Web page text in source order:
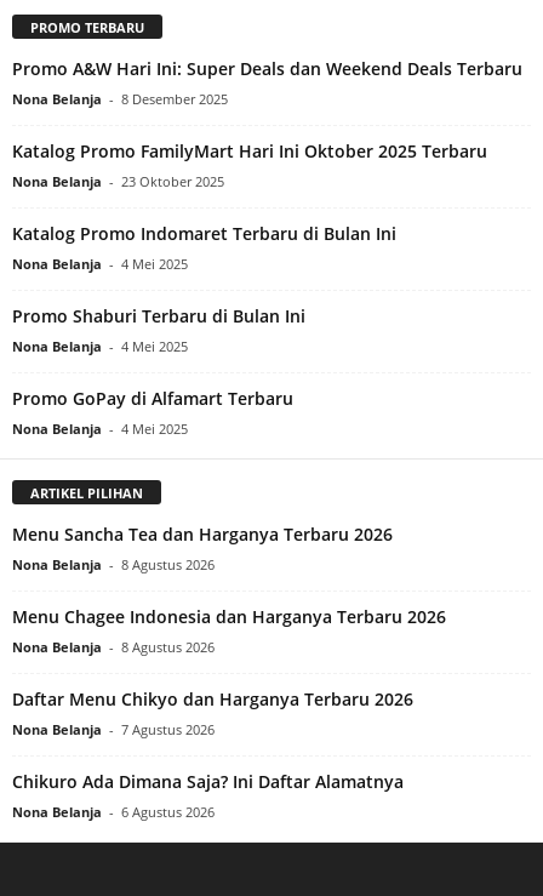
PROMO TERBARU
Promo A&W Hari Ini: Super Deals dan Weekend Deals Terbaru
Nona Belanja - 8 Desember 2025
Katalog Promo FamilyMart Hari Ini Oktober 2025 Terbaru
Nona Belanja - 23 Oktober 2025
Katalog Promo Indomaret Terbaru di Bulan Ini
Nona Belanja - 4 Mei 2025
Promo Shaburi Terbaru di Bulan Ini
Nona Belanja - 4 Mei 2025
Promo GoPay di Alfamart Terbaru
Nona Belanja - 4 Mei 2025
ARTIKEL PILIHAN
Menu Sancha Tea dan Harganya Terbaru 2026
Nona Belanja - 8 Agustus 2026
Menu Chagee Indonesia dan Harganya Terbaru 2026
Nona Belanja - 8 Agustus 2026
Daftar Menu Chikyo dan Harganya Terbaru 2026
Nona Belanja - 7 Agustus 2026
Chikuro Ada Dimana Saja? Ini Daftar Alamatnya
Nona Belanja - 6 Agustus 2026